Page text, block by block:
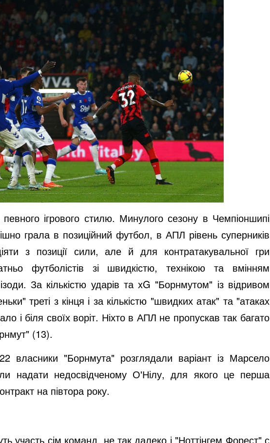
ігрового стилю. Минулого сезону в Чемпіоншипі
грала в позиційний футбол, в АПЛ рівень суперників
з позиції сили, але й для контратакувальної гри
футболістів зі швидкістю, технікою та вмінням
За кількістю ударів та xG "Борнмутом" із відривом
треті з кінця і за кількістю "швидких атак" та "атаках
і біля своїх воріт. Ніхто в АПЛ не пропускав так багато
(13).
власники "Борнмута" розглядали варіант із Марсело
надати недосвідченому О'Нілу, для якого це перша
на півтора року.
участь сім команд, не так далеко і "Ноттінгем Форест" с